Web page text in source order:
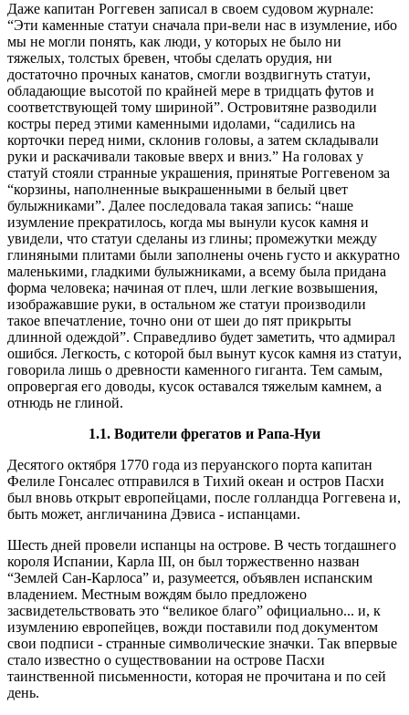
Даже капитан Роггевен записал в своем судовом журнале:
“Эти каменные статуи сначала при-вели нас в изумление, ибо
мы не могли понять, как люди, у которых не было ни
тяжелых, толстых бревен, чтобы сделать орудия, ни
достаточно прочных канатов, смогли воздвигнуть статуи,
обладающие высотой по крайней мере в тридцать футов и
соответствующей тому шириной”. Островитяне разводили
костры перед этими каменными идолами, “садились на
корточки перед ними, склонив головы, а затем складывали
руки и раскачивали таковые вверх и вниз.” На головах у
статуй стояли странные украшения, принятые Роггевеном за
“корзины, наполненные выкрашенными в белый цвет
булыжниками”. Далее последовала такая запись: “наше
изумление прекратилось, когда мы вынули кусок камня и
увидели, что статуи сделаны из глины; промежутки между
глиняными плитами были заполнены очень густо и аккуратно
маленькими, гладкими булыжниками, а всему была придана
форма человека; начиная от плеч, шли легкие возвышения,
изображавшие руки, в остальном же статуи производили
такое впечатление, точно они от шеи до пят прикрыты
длинной одеждой”. Справедливо будет заметить, что адмирал
ошибся. Легкость, с которой был вынут кусок камня из статуи,
говорила лишь о древности каменного гиганта. Тем самым,
опровергая его доводы, кусок оставался тяжелым камнем, а
отнюдь не глиной.
1.1. Водители фрегатов и Рапа-Нуи
Десятого октября 1770 года из перуанского порта капитан
Фелиле Гонсалес отправился в Тихий океан и остров Пасхи
был вновь открыт европейцами, после голландца Роггевена и,
быть может, англичанина Дэвиса - испанцами.
Шесть дней провели испанцы на острове. В честь тогдашнего
короля Испании, Карла III, он был торжественно назван
“Землей Сан-Карлоса” и, разумеется, объявлен испанским
владением. Местным вождям было предложено
засвидетельствовать это “великое благо” официально... и, к
изумлению европейцев, вожди поставили под документом
свои подписи - странные символические значки. Так впервые
стало известно о существовании на острове Пасхи
таинственной письменности, которая не прочитана и по сей
день.